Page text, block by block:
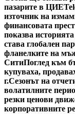
пазарите в ЦИЕ
източник на
финансовата
показва
става глобален
фланелките на
СитиПоглед към
купуваха,
г.Сезонът на
волатилните
резки ценови
корпоративните